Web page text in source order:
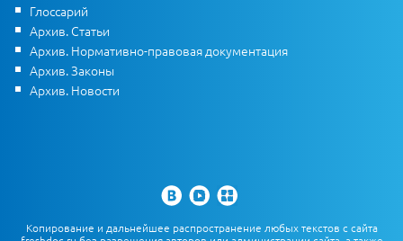
Глоссарий
Архив. Статьи
Архив. Нормативно-правовая документация
Архив. Законы
Архив. Новости
Копирование и дальнейшее распространение любых текстов с сайта